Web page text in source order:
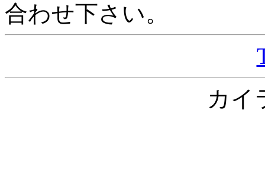
合わせ下さい。
カイ